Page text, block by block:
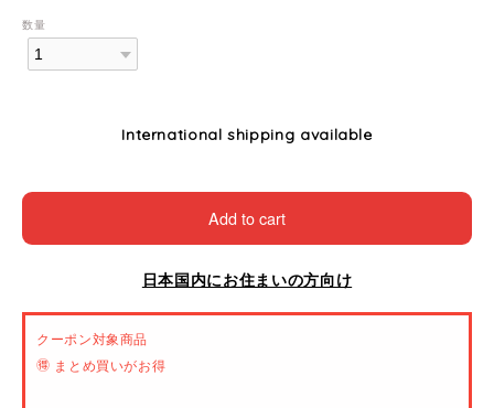
数量
International shipping available
Add to cart
日本国内にお住まいの方向け
クーポン対象商品
🉐 まとめ買いがお得